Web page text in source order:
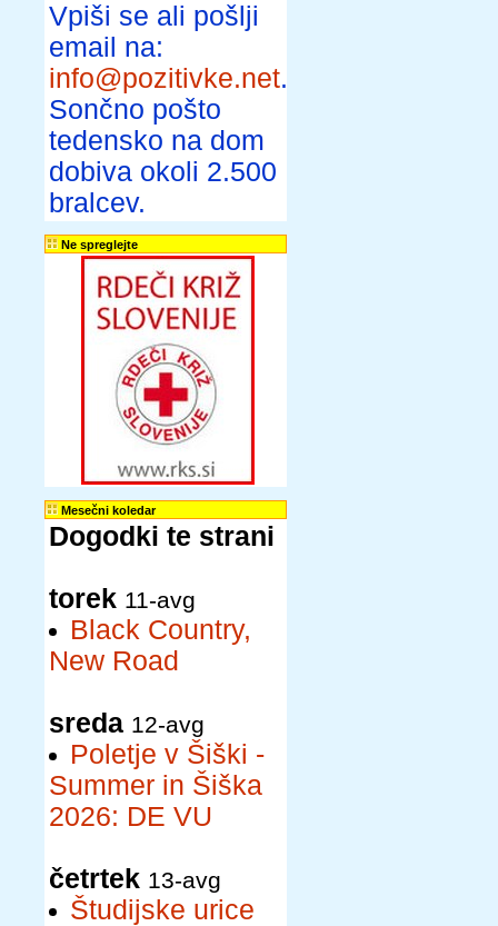
Vpiši se ali pošlji
email na:
info@pozitivke.net.
Sončno pošto
tedensko na dom
dobiva okoli 2.500
bralcev.
Ne spreglejte
Mesečni koledar
Dogodki te strani
torek 11-avg
Black Country,
New Road
sreda 12-avg
Poletje v Šiški -
Summer in Šiška
2026: DE VU
četrtek 13-avg
Študijske urice